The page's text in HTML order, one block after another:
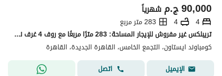
ج.م90,000 شهرياً
4
4
283 متر مربع
تريبلكس غير مفروش للإيجار المساحة: 283 مترًا مربعًا مع روف 4 غرف نوم موقع مميز داخل كمبوند إيستاون
كومباوند ايستاون، التجمع الخامس، القاهرة الجديدة، القاهرة
الإيميل
اتصل